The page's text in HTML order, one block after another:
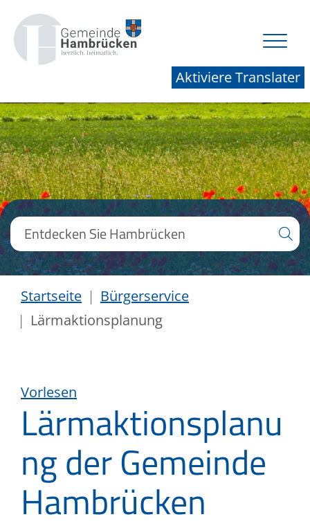
Aktiviere Translater
Startseite
Bürgerservice
Lärmaktionsplanung
Vorlesen
Lärmaktionsplanu
ng der Gemeinde
Hambrücken